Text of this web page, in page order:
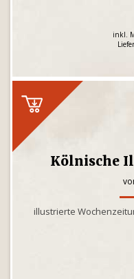
inkl.
Kölnische
illustrierte